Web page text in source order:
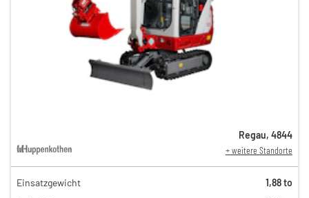
250,00 €
Regau, 4844
+ weitere Standorte
Einsatzgewicht
1,88 to